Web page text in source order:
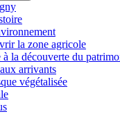
la zone agricole
à la découverte du
arrivants
végétalisée